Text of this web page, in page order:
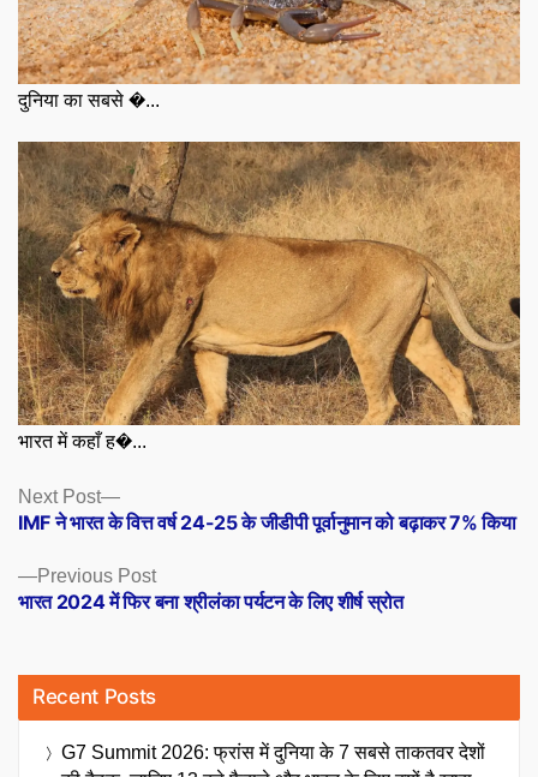
दुनिया का सबसे �...
भारत में कहाँ ह�...
Posts
navigation
Previous PostPrevious
post:
भारत 2024 में फिर बना श्रीलंका पर्यटन के लिए शीर्ष स्रोत
Next Post
Next
post:
IMF ने भारत के वित्त वर्ष 24-25 के जीडीपी पूर्वानुमान को बढ़ाकर 7% किया
Recent Posts
G7 Summit 2026: फ्रांस में दुनिया के 7 सबसे ताकतवर देशों